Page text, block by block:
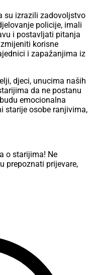
su izrazili zadovoljstvo
policije, imali
i postavljati pitanja
korisne
i zapažanjima iz
djeci, unucima naših
da ne postanu
emocionalna
starije osobe ranjivima,
o starijima! Ne
prepoznati prijevare,